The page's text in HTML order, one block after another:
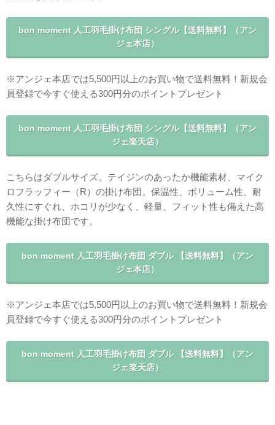
bon moment 人工羽毛掛け布団 シングル【送料無料】（アン
ジェ本店）
※アンジェ本店では5,500円以上のお買い物で送料無料！新規会
員登録で今すぐ使える300円分のポイントプレゼント
bon moment 人工羽毛掛け布団 シングル【送料無料】（アン
ジェ楽天店）
こちらはダブルサイズ。テイジンのあったか機能素材、マイク
ロフラッフィー（R）の掛け布団。保温性、ボリューム性、耐
久性にすぐれ、ホコリが少なく、軽量、フィット性も備えた高
機能な掛け布団です。
bon moment 人工羽毛掛け布団 ダブル 【送料無料】（アン
ジェ本店）
※アンジェ本店では5,500円以上のお買い物で送料無料！新規会
員登録で今すぐ使える300円分のポイントプレゼント
bon moment 人工羽毛掛け布団 ダブル 【送料無料】（アン
ジェ楽天店）